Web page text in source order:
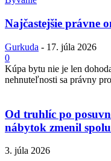
Najčastejšie právne
Gurkuda - 17. júla 2026
0
Kúpa bytu nie je len
nehnuteľnosti sa právny
Od truhlíc po
nábytok zmenil
3. júla 2026